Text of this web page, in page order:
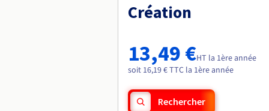
Création
13,49 €HT la 1ère année
soit 16,19 € TTC la 1ère année
Rechercher